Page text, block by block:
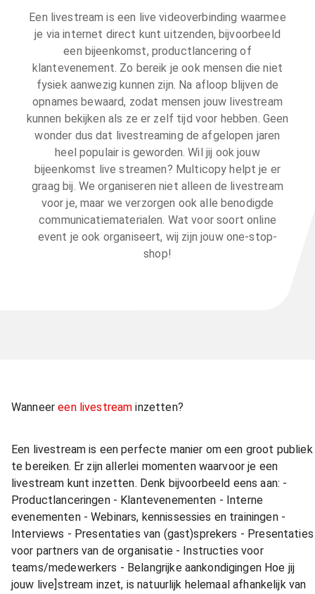
Een livestream is een live videoverbinding waarmee
je via internet direct kunt uitzenden, bijvoorbeeld
een bijeenkomst, productlancering of
klantevenement. Zo bereik je ook mensen die niet
fysiek aanwezig kunnen zijn. Na afloop blijven de
opnames bewaard, zodat mensen jouw livestream
kunnen bekijken als ze er zelf tijd voor hebben. Geen
wonder dus dat livestreaming de afgelopen jaren
heel populair is geworden. Wil jij ook jouw
bijeenkomst live streamen? Multicopy helpt je er
graag bij. We organiseren niet alleen de livestream
voor je, maar we verzorgen ook alle benodigde
communicatiematerialen. Wat voor soort online
event je ook organiseert, wij zijn jouw one-stop-
shop!
Wanneereen livestream inzetten?
Een livestream is een perfecte manier om een groot publiek
te bereiken. Er zijn allerlei momenten waarvoor je een
livestream kunt inzetten. Denk bijvoorbeeld eens aan: -
Productlanceringen - Klantevenementen - Interne
evenementen - Webinars, kennissessies en trainingen -
Interviews - Presentaties van (gast)sprekers - Presentaties
voor partners van de organisatie - Instructies voor
teams/medewerkers - Belangrijke aankondigingen Hoe jij
jouw live]stream inzet, is natuurlijk helemaal afhankelijk van